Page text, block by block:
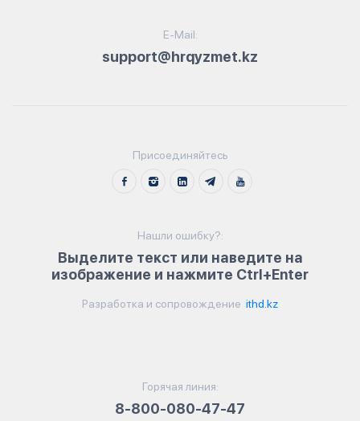
E-Mail:
support@hrqyzmet.kz
Присоединяйтесь
Нашли ошибку?:
Выделите текст или наведите на
изображение и нажмите Ctrl+Enter
Разработка и сопровождение ithd.kz
Горячая линия:
8-800-080-47-47